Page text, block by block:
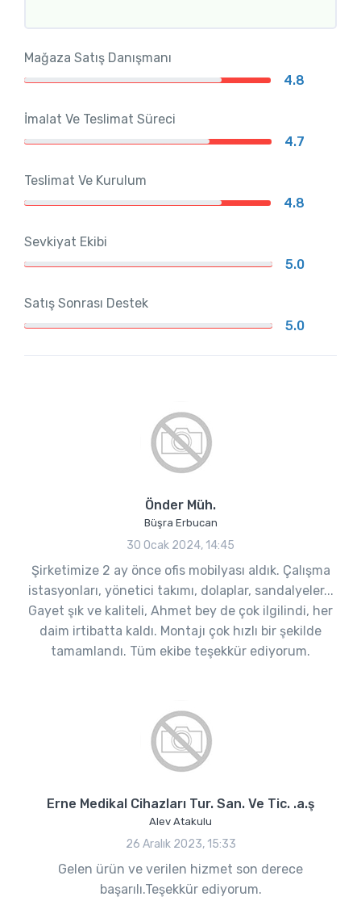
Mağaza Satış Danışmanı
4.8
İmalat Ve Teslimat Süreci
4.7
Teslimat Ve Kurulum
4.8
Sevkiyat Ekibi
5.0
Satış Sonrası Destek
5.0
Önder Müh.
Büşra Erbucan
30 Ocak 2024, 14:45
Şirketimize 2 ay önce ofis mobilyası aldık. Çalışma
istasyonları, yönetici takımı, dolaplar, sandalyeler...
Gayet şık ve kaliteli, Ahmet bey de çok ilgilindi, her
daim irtibatta kaldı. Montajı çok hızlı bir şekilde
tamamlandı. Tüm ekibe teşekkür ediyorum.
Erne Medikal Cihazları Tur. San. Ve Tic. .a.ş
Alev Atakulu
26 Aralık 2023, 15:33
Gelen ürün ve verilen hizmet son derece
başarılı.Teşekkür ediyorum.